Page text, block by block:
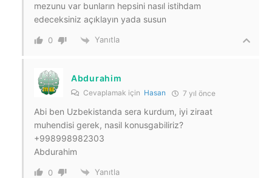
mezunu var bunların hepsini nasıl istihdam
edeceksiniz açıklayın yada susun
0 Yanıtla
Abdurahim
Cevaplamak için Hasan 7 yıl önce
Abi ben Uzbekistanda sera kurdum, iyi ziraat
muhendisi gerek, nasil konusgabiliriz?
+998998982303
Abdurahim
0 Yanıtla